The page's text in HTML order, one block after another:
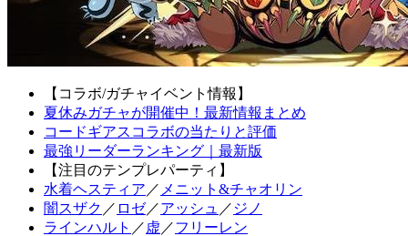
【コラボ/ガチャイベント情報】
夏休みガチャが開催中！最新情報まとめ
コードギアスコラボの当たりと評価
最強リーダーランキング｜最新版
【注目のテンプレパーティ】
水着ヘスティア ／ メニット&チャオリン
闇スザク ／ ロゼ／アッシュ ／ ジノ
ラインハルト ／ 虚 ／フリーレン